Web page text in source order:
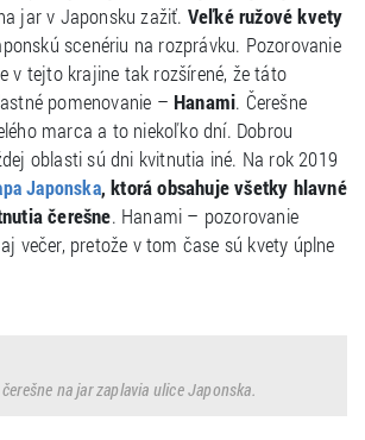
jar v Japonsku zažiť. Veľké ružové kvety
scenériu na rozprávku. Pozorovanie
v tejto krajine tak rozšírené, že táto
pomenovanie – Hanami. Čerešne
marca a to niekoľko dní. Dobrou
oblasti sú dni kvitnutia iné. Na rok 2019
Japonska, ktorá obsahuje všetky hlavné
čerešne. Hanami – pozorovanie
večer, pretože v tom čase sú kvety úplne
na jar zaplavia ulice Japonska.